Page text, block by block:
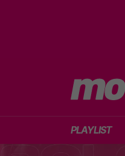
PLAYLIST